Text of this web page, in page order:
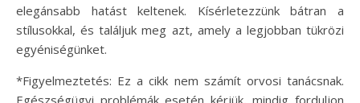
elegánsabb hatást keltenek. Kísérletezzünk bátran a
stílusokkal, és találjuk meg azt, amely a legjobban tükrözi
egyéniségünket.
*Figyelmeztetés: Ez a cikk nem számít orvosi tanácsnak.
Egészségügyi problémák esetén kérjük, mindig forduljon